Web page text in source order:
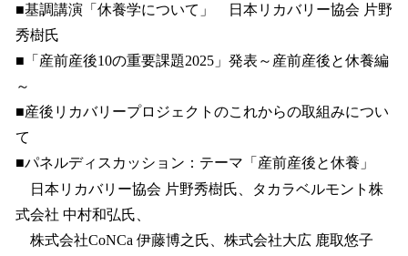
■基調講演「休養学について」 日本リカバリー協会 片野
秀樹氏
■「産前産後10の重要課題2025」発表～産前産後と休養編
～
■産後リカバリープロジェクトのこれからの取組みについ
て
■パネルディスカッション：テーマ「産前産後と休養」
日本リカバリー協会 片野秀樹氏、タカラベルモント株
式会社 中村和弘氏、
株式会社CoNCa 伊藤博之氏、株式会社大広 鹿取悠子